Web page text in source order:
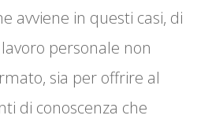
avviene in questi casi, di
personale non
sia per offrire al
di conoscenza che